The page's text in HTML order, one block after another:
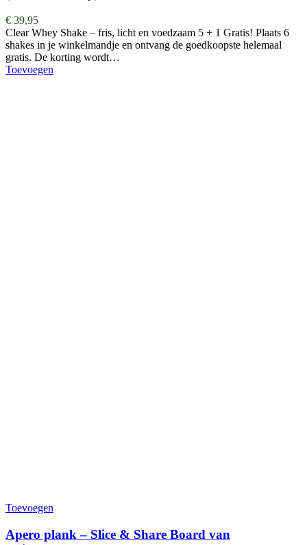
€ 39,95
Clear Whey Shake – fris, licht en voedzaam 5 + 1 Gratis! Plaats 6
shakes in je winkelmandje en ontvang de goedkoopste helemaal
gratis. De korting wordt…
Toevoegen
Toevoegen
Apero plank – Slice & Share Board van